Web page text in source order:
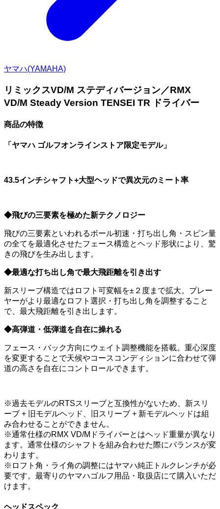
ヤマハ(YAMAHA)
リミックスVD/M ステディバージョン／RMX
VD/M Steady Version TENSEI TR ドライバー
商品の特徴
「ヤマハ ゴルフオンラインストア限定モデル」
43.5インチシャフト+大型ヘッドで異次元のミート率
◆飛びの三要素を極めた新テクノロジー
飛びの三要素といわれるボール初速・打ち出し角・スピン量
の全てを最適化させたフェース構造とヘッド形状により、驚
きの飛びを生み出します。
◆最適な打ち出し角で最大飛距離を引き出す
新スリーブ構造ではロフト可変幅を±２度まで拡大。プレー
ヤーがより最適なロフト選択・打ち出し角を調整すること
で、最大飛距離を引き出します。
◆高弾道・低弾道を自在に操れる
フェース・バック方向にウェイト調整機能を搭載。重心深度
を変更することで天候やコースコンディションに合わせて弾
道の高さを自在にコントロールできます。
※過去モデルのRTSスリーブと互換性がないため、新スリ
ーブ + 旧モデルヘッド、旧スリーブ + 新モデルヘッドは組
み合わせることができません。
※通常仕様のRMX VD/Mドライバーとはヘッド重量が異なり
ます。通常仕様のシャフトを組み合わせた際にバランスが変
わります。
※ロフト角・ライ角の調整にはヤマハ純正トルクレンチが必
要です。最寄りのヤマハゴルフ用品・取扱店にて購入いただ
けます。
ヘッドスペック